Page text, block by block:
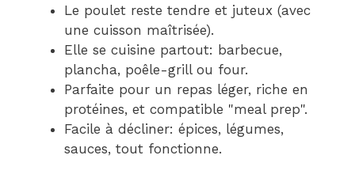
Le poulet reste tendre et juteux (avec
une cuisson maîtrisée).
Elle se cuisine partout: barbecue,
plancha, poêle-grill ou four.
Parfaite pour un repas léger, riche en
protéines, et compatible "meal prep".
Facile à décliner: épices, légumes,
sauces, tout fonctionne.